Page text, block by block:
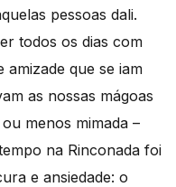
pessoas dali.
todos os dias com
amizade que se iam
as nossas mágoas
menos mimada –
na Rinconada foi
e ansiedade: o